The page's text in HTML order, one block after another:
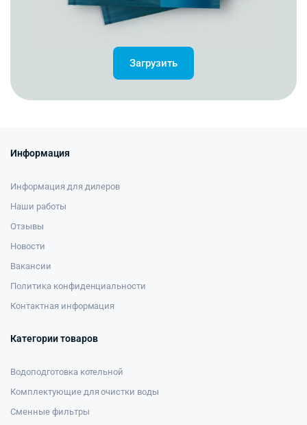
Загрузить
Информация
Информация для дилеров
Наши работы
Отзывы
Новости
Вакансии
Политика конфиденциальности
Контактная информация
Категории товаров
Водоподготовка котельной
Комплектующие для очистки воды
Сменные фильтры